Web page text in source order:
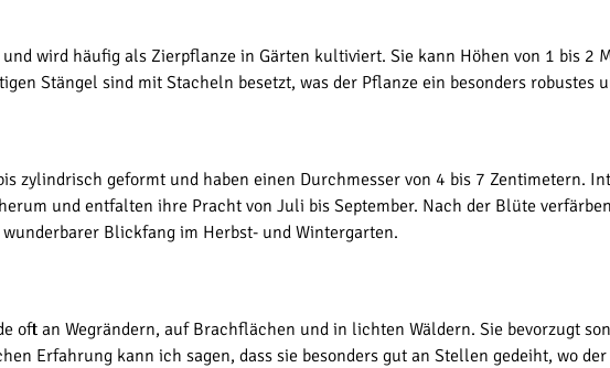
wird häufig als Zierpflanze in Gärten kultiviert. Sie kann Höhen von 1 bis
Stängel sind mit Stacheln besetzt, was der Pflanze ein besonders robustes
zylindrisch geformt und haben einen Durchmesser von 4 bis 7 Zentimetern.
und entfalten ihre Pracht von Juli bis September. Nach der Blüte
Blickfang im Herbst- und Wintergarten.
oft an Wegrändern, auf Brachflächen und in lichten Wäldern. Sie bevorzugt
Erfahrung kann ich sagen, dass sie besonders gut an Stellen gedeiht, wo